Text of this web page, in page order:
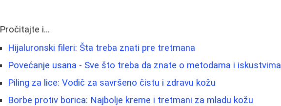
Pročitajte i...
Hijaluronski fileri: Šta treba znati pre tretmana
Povećanje usana - Sve što treba da znate o metodama i iskustvima
Piling za lice: Vodič za savršeno čistu i zdravu kožu
Borbe protiv borica: Najbolje kreme i tretmani za mladu kožu